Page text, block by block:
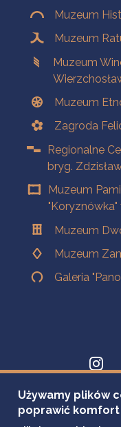
Muzeum
Muzeum
Muzeum
Muzeum
Zagroda
Regionalne
bryg.
Muzeum
Muzeum
Muzeum
Galeria
Używamy plików
poprawić